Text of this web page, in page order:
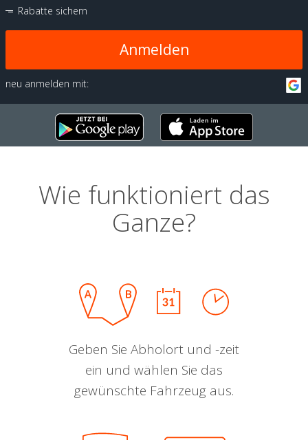
Rabatte sichern
Anmelden
neu anmelden mit:
Wie funktioniert das
Ganze?
Geben Sie Abholort und -zeit
ein und wählen Sie das
gewünschte Fahrzeug aus.